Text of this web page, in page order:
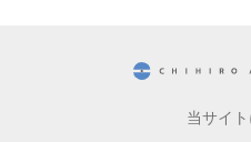
当サイ